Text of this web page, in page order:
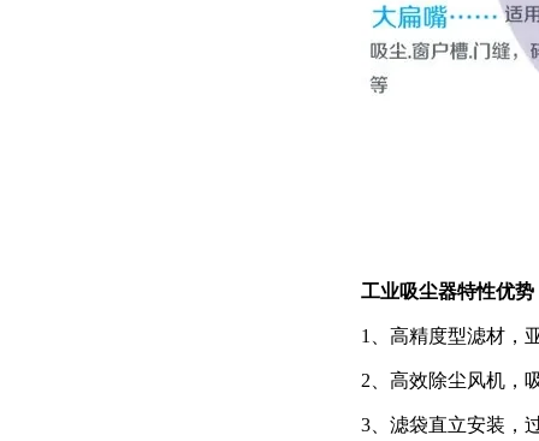
工业吸尘器特性优势
1、高精度型滤材，
2、高效除尘风机，
3、滤袋直立安装，